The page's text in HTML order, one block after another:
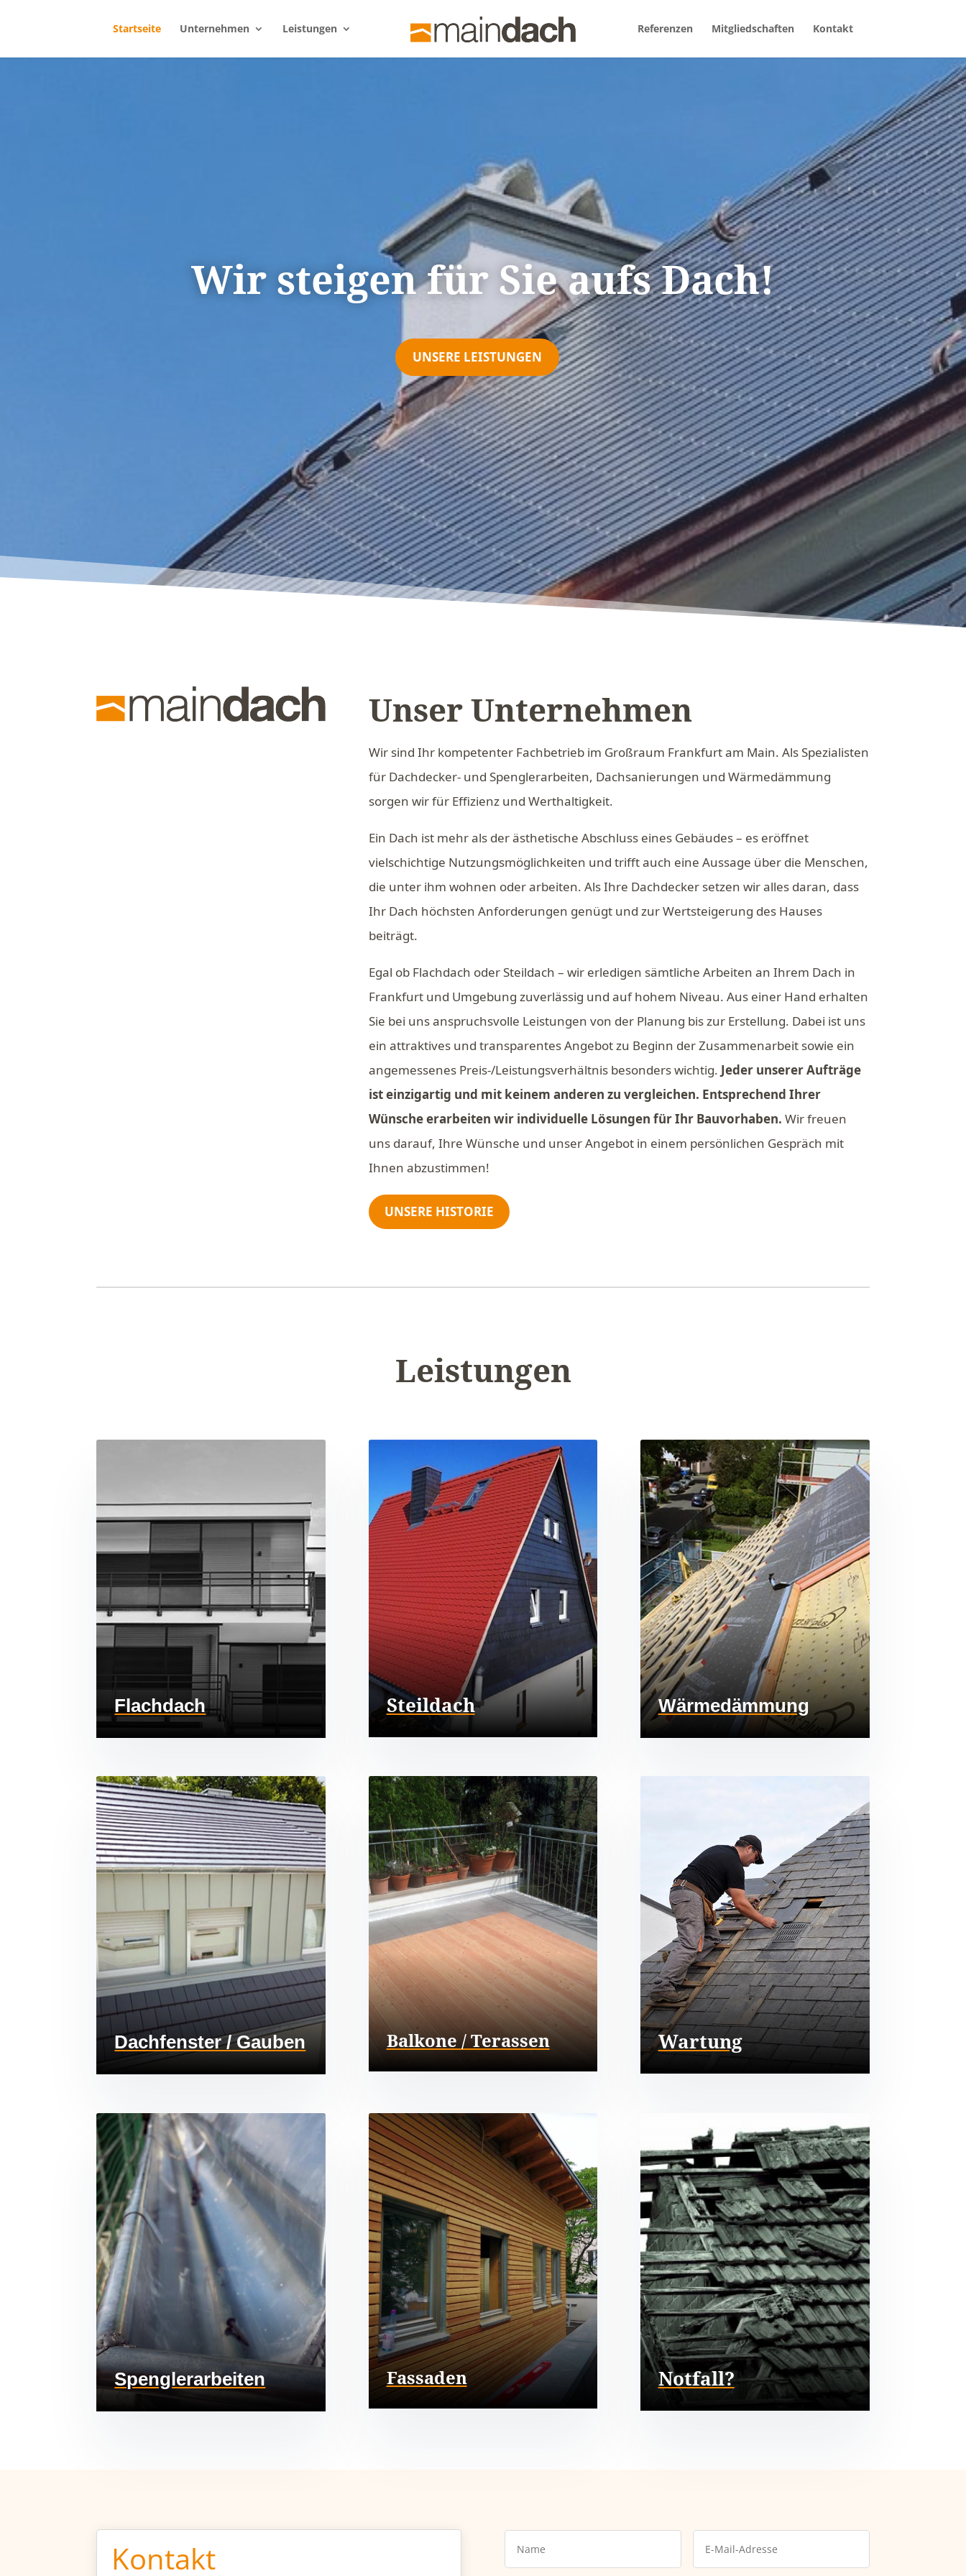
Startseite Unternehmen Leistungen Referenzen Mitgliedschaften Kontakt
Wir steigen für Sie aufs Dach!
UNSERE LEISTUNGEN
Unser Unternehmen
Wir sind Ihr kompetenter Fachbetrieb im Großraum Frankfurt am Main. Als Spezialisten
für Dachdecker- und Spenglerarbeiten, Dachsanierungen und Wärmedämmung
sorgen wir für Effizienz und Werthaltigkeit.
Ein Dach ist mehr als der ästhetische Abschluss eines Gebäudes – es eröffnet
vielschichtige Nutzungsmöglichkeiten und trifft auch eine Aussage über die Menschen,
die unter ihm wohnen oder arbeiten. Als Ihre Dachdecker setzen wir alles daran, dass
Ihr Dach höchsten Anforderungen genügt und zur Wertsteigerung des Hauses
beiträgt.
Egal ob Flachdach oder Steildach – wir erledigen sämtliche Arbeiten an Ihrem Dach in
Frankfurt und Umgebung zuverlässig und auf hohem Niveau. Aus einer Hand erhalten
Sie bei uns anspruchsvolle Leistungen von der Planung bis zur Erstellung. Dabei ist uns
ein attraktives und transparentes Angebot zu Beginn der Zusammenarbeit sowie ein
angemessenes Preis-/Leistungsverhältnis besonders wichtig. Jeder unserer Aufträge
ist einzigartig und mit keinem anderen zu vergleichen. Entsprechend Ihrer
Wünsche erarbeiten wir individuelle Lösungen für Ihr Bauvorhaben. Wir freuen
uns darauf, Ihre Wünsche und unser Angebot in einem persönlichen Gespräch mit
Ihnen abzustimmen!
UNSERE HISTORIE
Leistungen
Flachdach Steildach Wärmedämmung
Dachfenster / Gauben Balkone / Terassen Wartung
Spenglerarbeiten Fassaden Notfall?
Kontakt